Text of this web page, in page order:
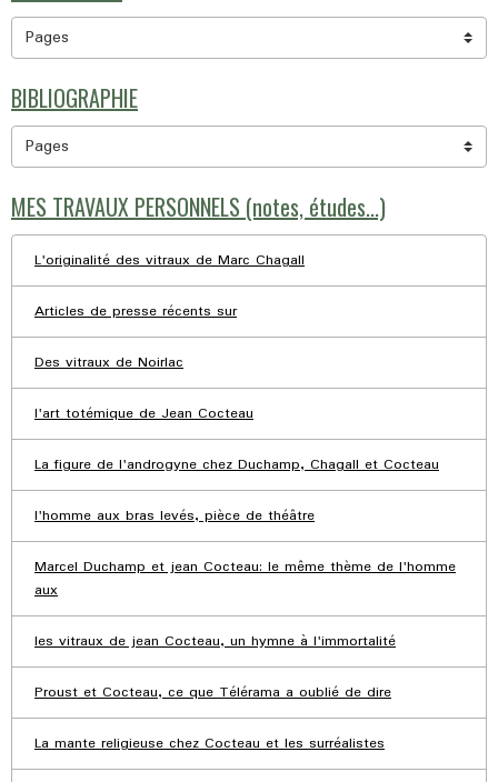
BIBLIOGRAPHIE
MES TRAVAUX PERSONNELS (notes, études...)
L'originalité des vitraux de Marc Chagall
Articles de presse récents sur
Des vitraux de Noirlac
l'art totémique de Jean Cocteau
La figure de l'androgyne chez Duchamp, Chagall et Cocteau
l'homme aux bras levés, pièce de théâtre
Marcel Duchamp et jean Cocteau: le même thème de l'homme
aux
les vitraux de jean Cocteau, un hymne à l'immortalité
Proust et Cocteau, ce que Télérama a oublié de dire
La mante religieuse chez Cocteau et les surréalistes